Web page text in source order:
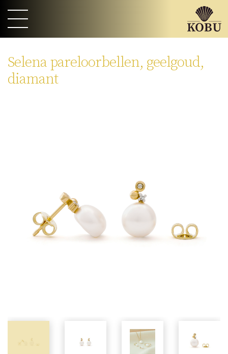
Selena pareloorbellen, geelgoud,
diamant